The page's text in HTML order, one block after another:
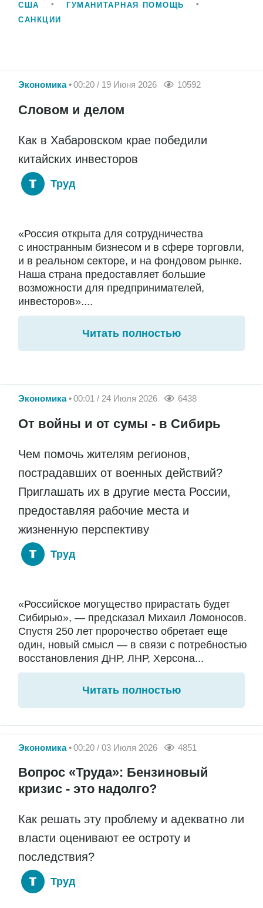
США
ГУМАНИТАРНАЯ ПОМОЩЬ
САНКЦИИ
Экономика 00:20 / 19 Июня 2026 10592
Словом и делом
Как в Хабаровском крае победили
китайских инвесторов
Труд
«Россия открыта для сотрудничества
с иностранным бизнесом и в сфере торговли,
и в реальном секторе, и на фондовом рынке.
Наша страна предоставляет большие
возможности для предпринимателей,
инвесторов»....
Читать полностью
Экономика 00:01 / 24 Июля 2026 6438
От войны и от сумы - в Сибирь
Чем помочь жителям регионов,
пострадавших от военных действий?
Приглашать их в другие места России,
предоставляя рабочие места и
жизненную перспективу
Труд
«Российское могущество прирастать будет
Сибирью», — предсказал Михаил Ломоносов.
Спустя 250 лет пророчество обретает еще
один, новый смысл — в связи с потребностью
восстановления ДНР, ЛНР, Херсона...
Читать полностью
Экономика 00:20 / 03 Июля 2026 4851
Вопрос «Труда»: Бензиновый
кризис - это надолго?
Как решать эту проблему и адекватно ли
власти оценивают ее остроту и
последствия?
Труд